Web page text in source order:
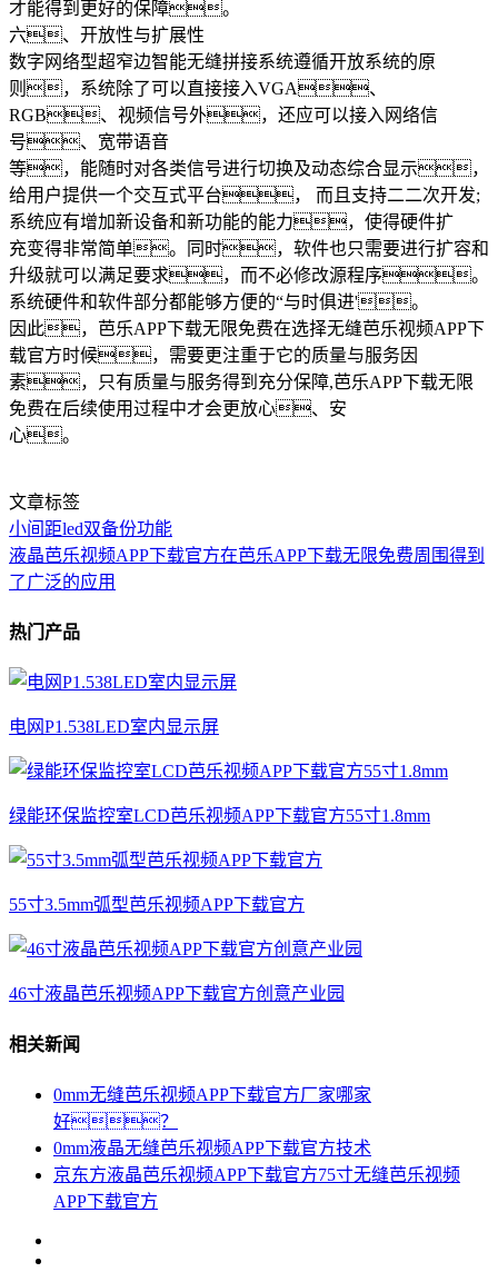
才能得到更好的保障。
六、开放性与扩展性
数字网络型超窄边智能无缝拼接系统遵循开放系统的原
则，系统除了可以直接接入VGA、
RGB、视频信号外，还应可以接入网络信
号、宽带语音
等，能随时对各类信号进行切换及动态综合显示，
给用户提供一个交互式平台， 而且支持二二次开发;
系统应有增加新设备和新功能的能力，使得硬件扩
充变得非常简单。同时，软件也只需要进行扩容和
升级就可以满足要求，而不必修改源程序。
系统硬件和软件部分都能够方便的“与时俱进'。
因此，芭乐APP下载无限免费在选择无缝芭乐视频APP下
载官方时候，需要更注重于它的质量与服务因
素，只有质量与服务得到充分保障,芭乐APP下载无限
免费在后续使用过程中才会更放心、安
心。
文章标签
小间距led双备份功能
液晶芭乐视频APP下载官方在芭乐APP下载无限免费周围得到
了广泛的应用
热门产品
电网P1.538LED室内显示屏
绿能环保监控室LCD芭乐视频APP下载官方55寸1.8mm
55寸3.5mm弧型芭乐视频APP下载官方
46寸液晶芭乐视频APP下载官方创意产业园
相关新闻
0mm无缝芭乐视频APP下载官方厂家哪家
好？
0mm液晶无缝芭乐视频APP下载官方技术
京东方液晶芭乐视频APP下载官方75寸无缝芭乐视频
APP下载官方